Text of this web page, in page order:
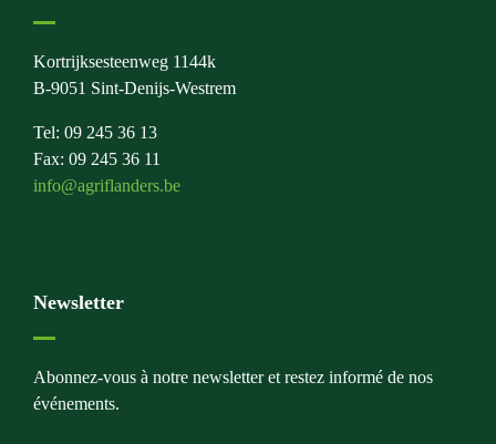
Kortrijksesteenweg 1144k
B-9051 Sint-Denijs-Westrem
Tel: 09 245 36 13
Fax: 09 245 36 11
info@agriflanders.be
Newsletter
Abonnez-vous à notre newsletter et restez informé de nos
événements.